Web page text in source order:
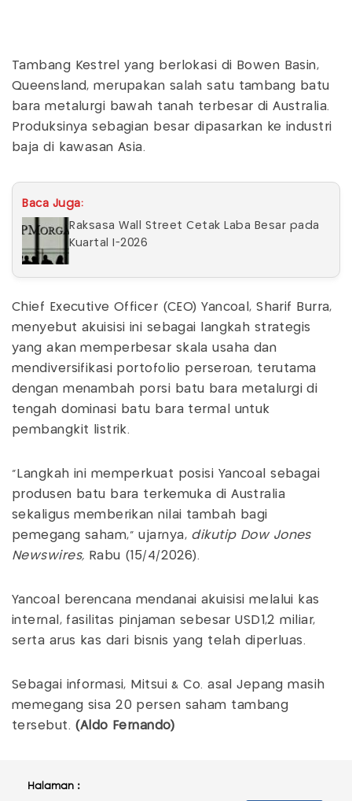
Tambang Kestrel yang berlokasi di Bowen Basin,
Queensland, merupakan salah satu tambang batu
bara metalurgi bawah tanah terbesar di Australia.
Produksinya sebagian besar dipasarkan ke industri
baja di kawasan Asia.
Baca Juga:
Raksasa Wall Street Cetak Laba Besar pada
Kuartal I-2026
Chief Executive Officer (CEO) Yancoal, Sharif Burra,
menyebut akuisisi ini sebagai langkah strategis
yang akan memperbesar skala usaha dan
mendiversifikasi portofolio perseroan, terutama
dengan menambah porsi batu bara metalurgi di
tengah dominasi batu bara termal untuk
pembangkit listrik.
“Langkah ini memperkuat posisi Yancoal sebagai
produsen batu bara terkemuka di Australia
sekaligus memberikan nilai tambah bagi
pemegang saham,” ujarnya, dikutip Dow Jones
Newswires, Rabu (15/4/2026).
Yancoal berencana mendanai akuisisi melalui kas
internal, fasilitas pinjaman sebesar USD1,2 miliar,
serta arus kas dari bisnis yang telah diperluas.
Sebagai informasi, Mitsui & Co. asal Jepang masih
memegang sisa 20 persen saham tambang
tersebut. (Aldo Fernando)
Halaman :